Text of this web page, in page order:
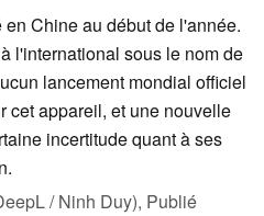
Chine au début de l'année.
l'international sous le nom de
lancement mondial officiel
cet appareil, et une nouvelle
incertitude quant à ses
/ Ninh Duy), Publié